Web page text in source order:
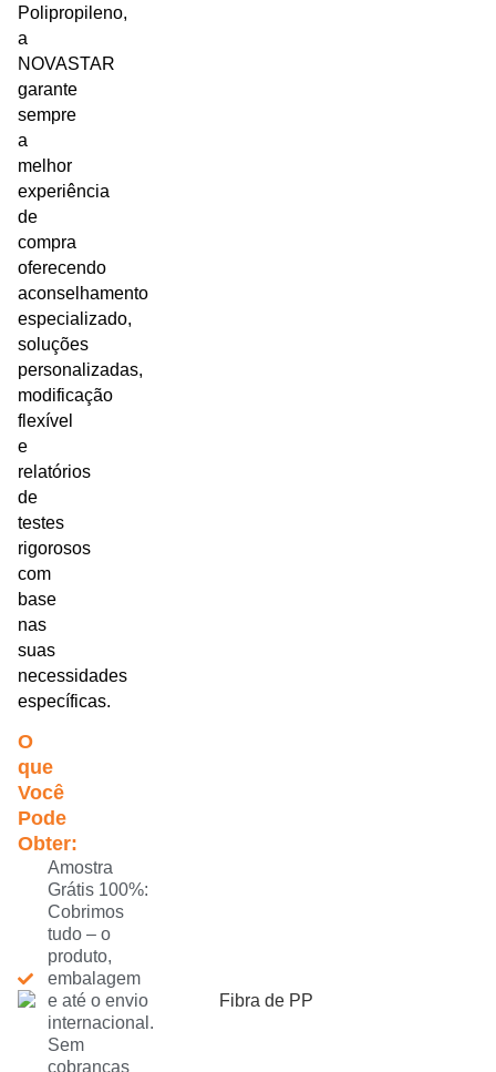
Polipropileno,
a
NOVASTAR
garante
sempre
a
melhor
experiência
de
compra
oferecendo
aconselhamento
especializado,
soluções
personalizadas,
modificação
flexível
e
relatórios
de
testes
rigorosos
com
base
nas
suas
necessidades
específicas.
O
que
Você
Pode
Obter:
Amostra
Grátis 100%:
Cobrimos
tudo – o
produto,
embalagem
e até o envio
internacional.
Sem
cobranças